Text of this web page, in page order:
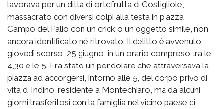
lavorava per un ditta di ortofrutta di Costigliole,
massacrato con diversi colpi alla testa in piazza
Campo del Palio con un crick o un oggetto simile, non
ancora identificato né ritrovato. Il delitto è avvenuto
giovedì scorso, 25 giugno, in un orario compreso tra le
4,30 e le 5. Era stato un pendolare che attraversava la
piazza ad accorgersi, intorno alle 5, del corpo privo di
vita di Indino, residente a Montechiaro, ma da alcuni
giorni trasferitosi con la famiglia nel vicino paese di